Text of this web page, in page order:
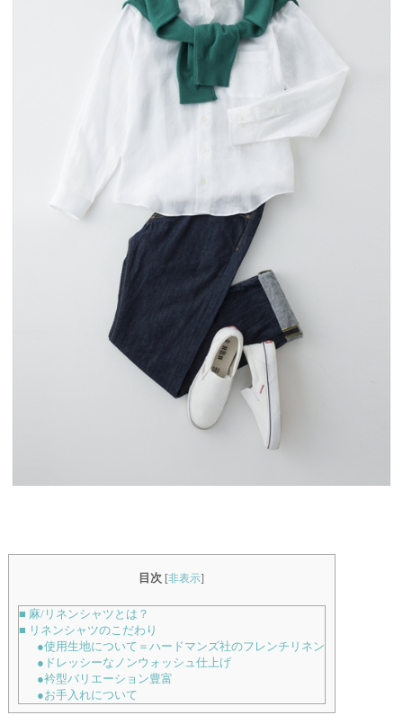
目次 [非表示]
■ 麻/リネンシャツとは？
■ リネンシャツのこだわり
●使用生地について＝ハードマンズ社のフレンチリネン
●ドレッシーなノンウォッシュ仕上げ
●衿型バリエーション豊富
●お手入れについて